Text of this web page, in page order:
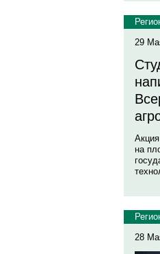
29
на
28